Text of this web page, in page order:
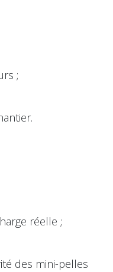
;
réelle ;
des mini-pelles